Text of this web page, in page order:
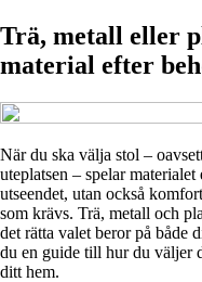
Trä, metall eller
material efter
När du ska välja stol –
uteplatsen – spelar
utseendet, utan också
som krävs. Trä, metall och
det rätta valet beror på både
du en guide till hur du väljer
ditt hem.